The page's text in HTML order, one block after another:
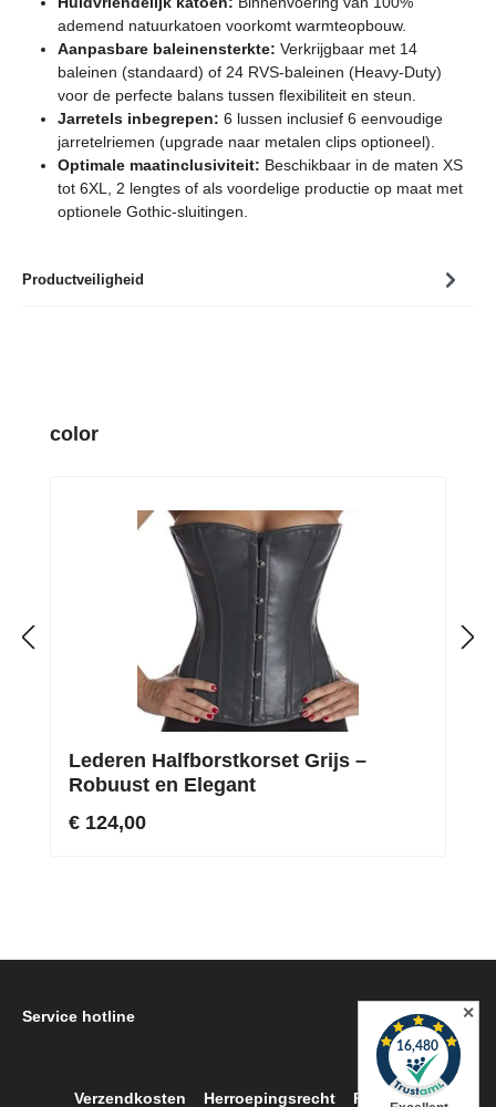
Productveiligheid
ademend natuurkatoen voorkomt warmteopbouw.
Aanpasbare baleinensterkte: Verkrijgbaar met 14
baleinen (standaard) of 24 RVS-baleinen (Heavy-Duty)
voor de perfecte balans tussen flexibiliteit en steun.
Jarretels inbegrepen: 6 lussen inclusief 6 eenvoudige
jarretelriemen (upgrade naar metalen clips optioneel).
Optimale maatinclusiviteit: Beschikbaar in de maten XS
tot 6XL, 2 lengtes of als voordelige productie op maat met
optionele Gothic-sluitingen.
Productgalerij overslaan
color
Lederen Halfborstkorset Grijs –
Robuust en Elegant
€ 124,00
Service hotline
Verzendkosten Herroepingsrecht Retour
✕